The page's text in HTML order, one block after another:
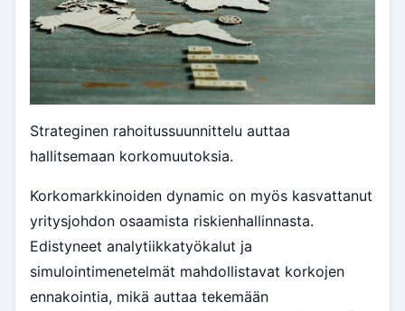
Strateginen rahoitussuunnittelu auttaa
hallitsemaan korkomuutoksia.
Korkomarkkinoiden dynamic on myös kasvattanut
yritysjohdon osaamista riskienhallinnasta.
Edistyneet analytiikkatyökalut ja
simulointimenetelmät mahdollistavat korkojen
ennakointia, mikä auttaa tekemään